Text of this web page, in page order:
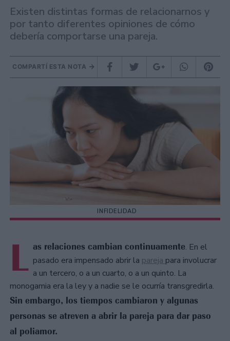
Existen distintas formas de relacionarnos y
por tanto diferentes opiniones de cómo
debería comportarse una pareja.
COMPARTÍ ESTA NOTA
INFIDELIDAD
L as relaciones cambian continuamente. En el
pasado era impensado abrir la pareja para involucrar
a un tercero, o a un cuarto, o a un quinto. La
monogamia era la ley y a nadie se le ocurría transgredirla.
Sin embargo, los tiempos cambiaron y algunas
personas se atreven a abrir la pareja para dar paso
al poliamor.